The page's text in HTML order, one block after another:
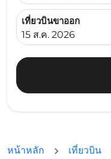
เที่ยวบินขาออก
fc-booking-
15 ส.ค. 2026
หน้าหลัก เที่ยวบิน